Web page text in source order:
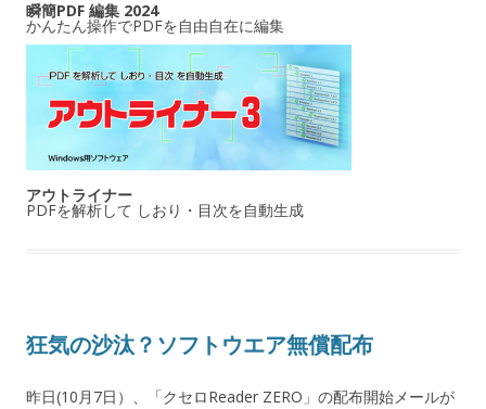
瞬簡PDF 編集 2024
かんたん操作でPDFを自由自在に編集
アウトライナー
PDFを解析して しおり・目次を自動生成
狂気の沙汰？ソフトウエア無償配布
昨日(10月7日）、「クセロReader ZERO」の配布開始メールが